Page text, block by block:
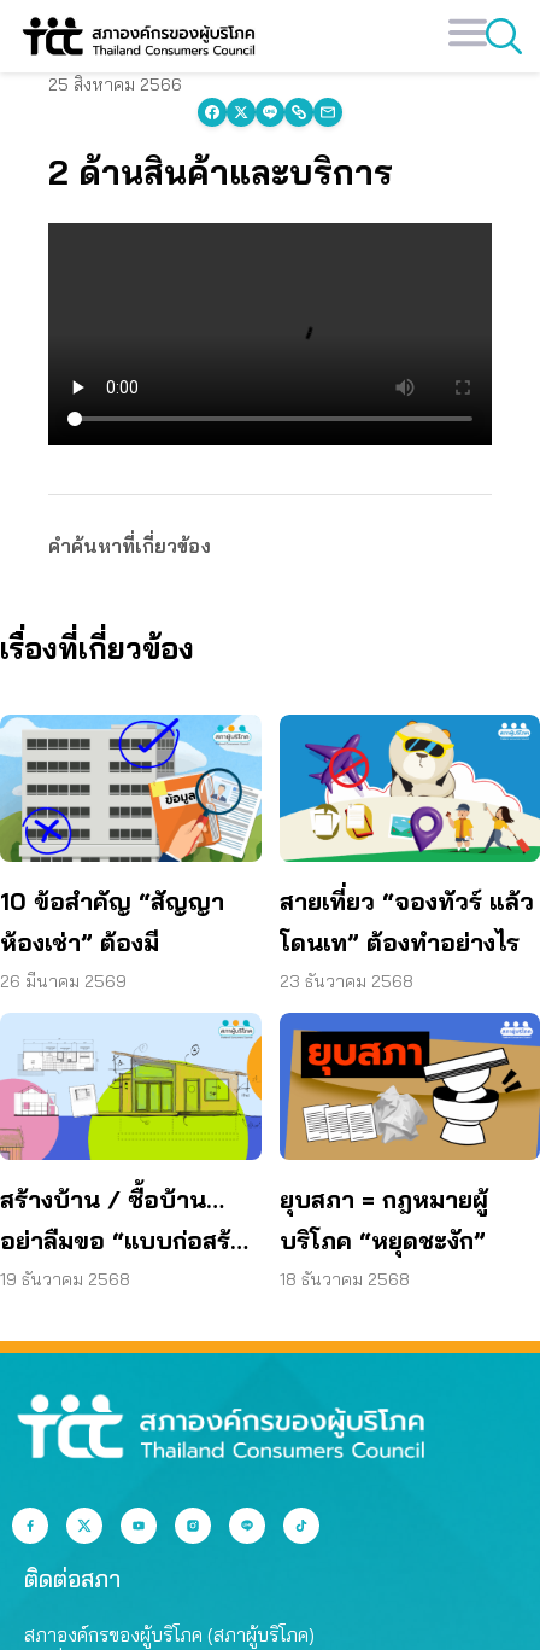
Skip
25 สิงหาคม 2566
2 ด้านสินค้าและบริการ
คำค้นหาที่เกี่ยวข้อง
เรื่องที่เกี่ยวข้อง
10 ข้อสำคัญ “สัญญา
ห้องเช่า” ต้องมี
26 มีนาคม 2569
สายเที่ยว “จองทัวร์ แล้ว
โดนเท” ต้องทำอย่างไร
23 ธันวาคม 2568
สร้างบ้าน / ซื้อบ้าน…
อย่าลืมขอ “แบบก่อสร้าง
จริง” เสมอ!
19 ธันวาคม 2568
ยุบสภา = กฎหมายผู้
บริโภค “หยุดชะงัก”
18 ธันวาคม 2568
ติดต่อสภา
สภาองค์กรของผู้บริโภค (สภาผู้บริโภค)